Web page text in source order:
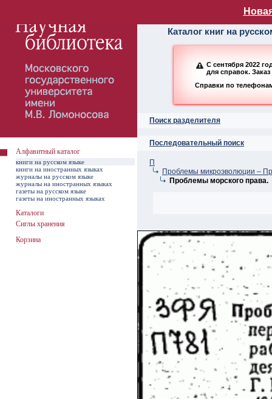
Алфавитный
Каталог книг на
С сентября 2022
для справок.
Справки по
Поиск разделителя
Последовательный поиск
П
Проблемы микроэволюции –
Проблемы морского права.
Алфавитный каталог
книги на русском языке
книги на иностранных языках
журналы на русском языке
журналы на иностранных языках
газеты на русском языке
газеты на иностранных языках
Каталоги
Сиглы хранения
Корзина